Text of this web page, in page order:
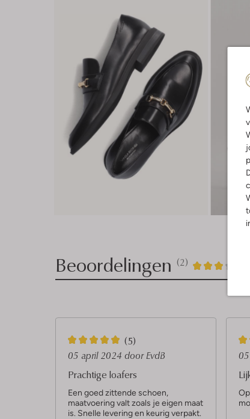
Beoordelingen (2) 2
3
5
S
t
e
r
(5)
05 april 2024 door EvdB
Prachtige loafers
Een goed zittende schoen,
maatvoering valt zoals je eigen maat
is. Snelle levering en keurig verpakt.
2
S
t
e
r